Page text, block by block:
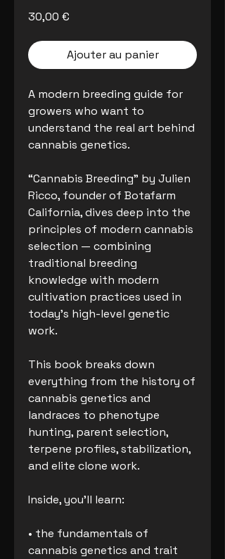
30,00 €
Ajouter au panier
A modern breeding guide for
growers who want to
understand the real art behind
cannabis genetics.
“Cannabis Breeding” by Julien
Ricco, founder of Botafarm
California, dives deep into the
principles of modern cannabis
selection — combining
traditional breeding
knowledge with modern
cultivation practices used in
today’s high-level genetic
work.
This book breaks down
everything from the history of
cannabis genetics and
landraces to phenotype
hunting, parent selection,
terpene profiles, stabilization,
and elite clone work.
Inside, you’ll learn:
• the fundamentals of
cannabis genetics and trait